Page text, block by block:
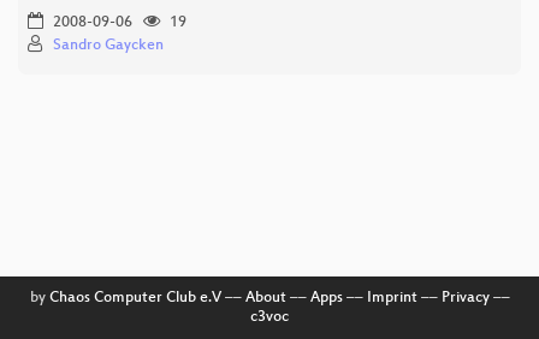
2008-09-06
19
Sandro Gaycken
by Chaos Computer Club e.V–– About–– Apps–– Imprint–– Privacy––
c3voc